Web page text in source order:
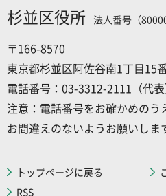
杉並区役所 法人番号（
〒166-8570
東京都杉並区阿佐谷南1丁目15
電話番号：03-3312-2111（代表
注意：電話番号をお確かめのう
お間違えのないようお願いしま
トップページに戻る
RSS